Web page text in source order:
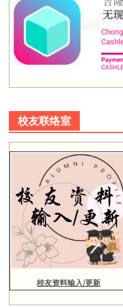
校友联络室
校友资料输入/更新